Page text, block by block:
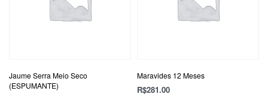
Jaume Serra Meio Seco
(ESPUMANTE)
Maravides 12 Meses
R$281.00